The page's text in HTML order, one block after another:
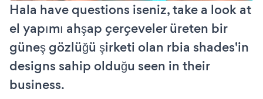
Hala have questions iseniz, take a look at
el yapımı ahşap çerçeveler üreten bir
güneş gözlüğü şirketi olan rbia shades'in
designs sahip olduğu seen in their
business.